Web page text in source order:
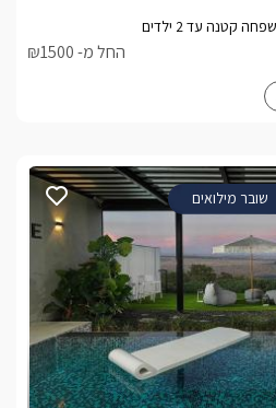
החל מ- ₪1500
שובר מילואים